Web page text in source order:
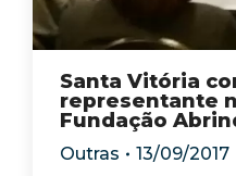
Santa Vitória
representante
Fundação
Outras 13/09/2017